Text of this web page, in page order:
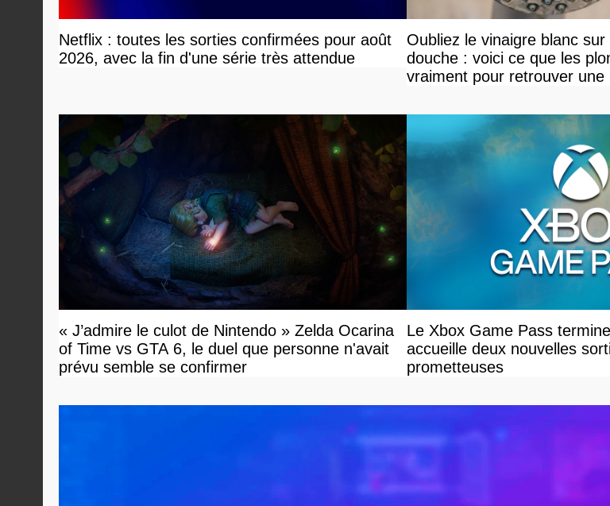
Netflix : toutes les sorties confirmées pour août
2026, avec la fin d'une série très attendue
Oubliez le vinaigre blanc
douche : voici ce que les
vraiment pour retrouver une
« J’admire le culot de Nintendo » Zelda Ocarina
of Time vs GTA 6, le duel que personne n'avait
prévu semble se confirmer
Le Xbox Game Pass
accueille deux nouvelles
prometteuses